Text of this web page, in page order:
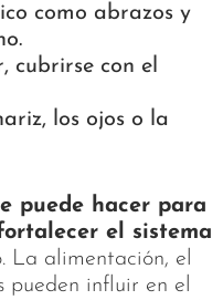
como abrazos y
cubrirse con el
los ojos o la
puede hacer para
el sistema
La alimentación, el
pueden influir en el